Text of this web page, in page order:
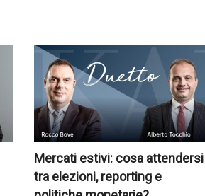
Mercati estivi: cosa attendersi
tra elezioni, reporting e